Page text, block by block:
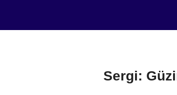
Sergi: